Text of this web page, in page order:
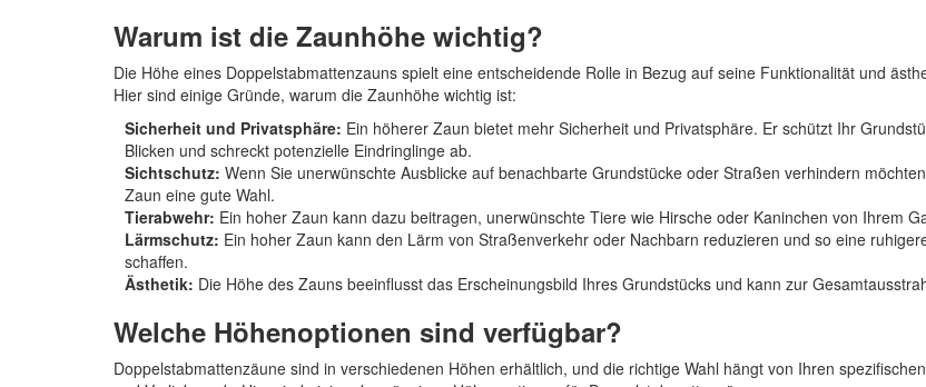
Warum ist die Zaunhöhe wichtig?
Die Höhe eines Doppelstabmattenzauns spielt eine entscheidende Rolle in Bezug auf seine Funktionalität und
Hier sind einige Gründe, warum die Zaunhöhe wichtig ist:
Sicherheit und Privatsphäre: Ein höherer Zaun bietet mehr Sicherheit und Privatsphäre. Er schützt Ihr
Blicken und schreckt potenzielle Eindringlinge ab.
Sichtschutz: Wenn Sie unerwünschte Ausblicke auf benachbarte Grundstücke oder Straßen verhindern
Zaun eine gute Wahl.
Tierabwehr: Ein hoher Zaun kann dazu beitragen, unerwünschte Tiere wie Hirsche oder Kaninchen von Ihrem
Lärmschutz: Ein hoher Zaun kann den Lärm von Straßenverkehr oder Nachbarn reduzieren und so eine
schaffen.
Ästhetik: Die Höhe des Zauns beeinflusst das Erscheinungsbild Ihres Grundstücks und kann zur
Welche Höhenoptionen sind verfügbar?
Doppelstabmattenzäune sind in verschiedenen Höhen erhältlich, und die richtige Wahl hängt von Ihren